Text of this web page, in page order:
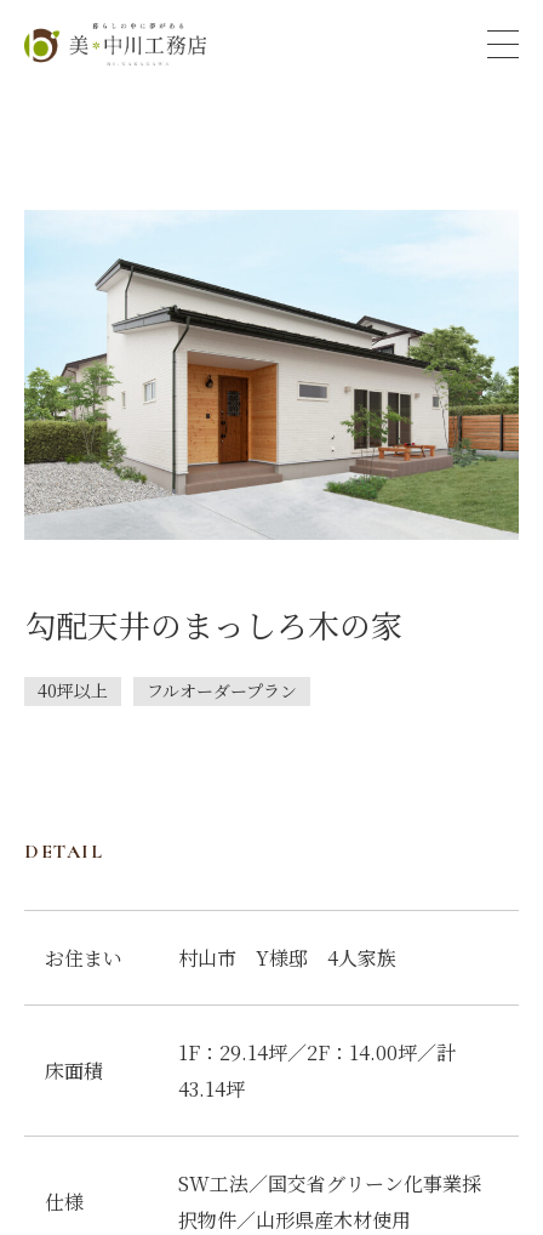
勾配天井のまっしろ木の家
40坪以上 フルオーダープラン
DETAIL
お住まい 村山市 Y様邸 4人家族
床面積
1F：29.14坪／2F：14.00坪／計
43.14坪
仕様
SW工法／国交省グリーン化事業採
択物件／山形県産木材使用